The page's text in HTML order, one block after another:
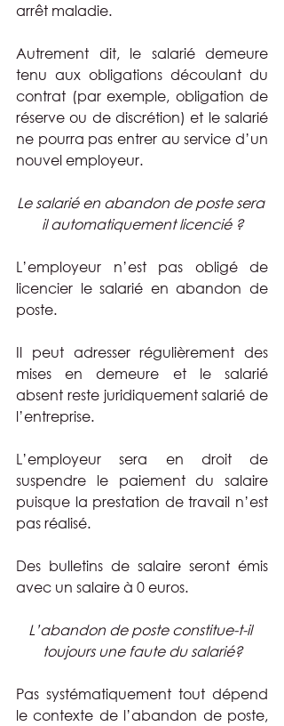
arrêt maladie.
Autrement dit, le salarié demeure
tenu aux obligations découlant du
contrat (par exemple, obligation de
réserve ou de discrétion) et le salarié
ne pourra pas entrer au service d’un
nouvel employeur.
Le salarié en abandon de poste sera
il automatiquement licencié ?
L’employeur n’est pas obligé de
licencier le salarié en abandon de
poste.
Il peut adresser régulièrement des
mises en demeure et le salarié
absent reste juridiquement salarié de
l’entreprise.
L’employeur sera en droit de
suspendre le paiement du salaire
puisque la prestation de travail n’est
pas réalisé.
Des bulletins de salaire seront émis
avec un salaire à 0 euros.
L’abandon de poste constitue-t-il
toujours une faute du salarié?
Pas systématiquement tout dépend
le contexte de l’abandon de poste,